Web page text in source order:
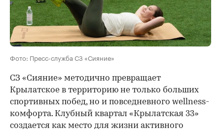
Фото: Пресс-служба СЗ «Сияние»
СЗ «Сияние» методично превращает
Крылатское в территорию не только больших
спортивных побед, но и повседневного wellness-
комфорта. Клубный квартал «Крылатская 33»
создается как место для жизни активного